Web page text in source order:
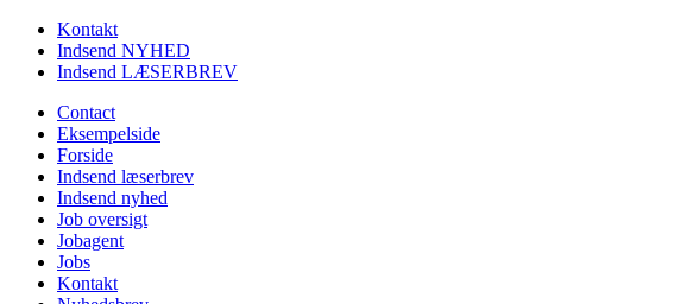
Kontakt
Indsend NYHED
Indsend LÆSERBREV
Contact
Eksempelside
Forside
Indsend læserbrev
Indsend nyhed
Job oversigt
Jobagent
Jobs
Kontakt